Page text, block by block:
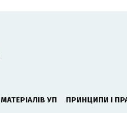
УП ПРИНЦИПИ І